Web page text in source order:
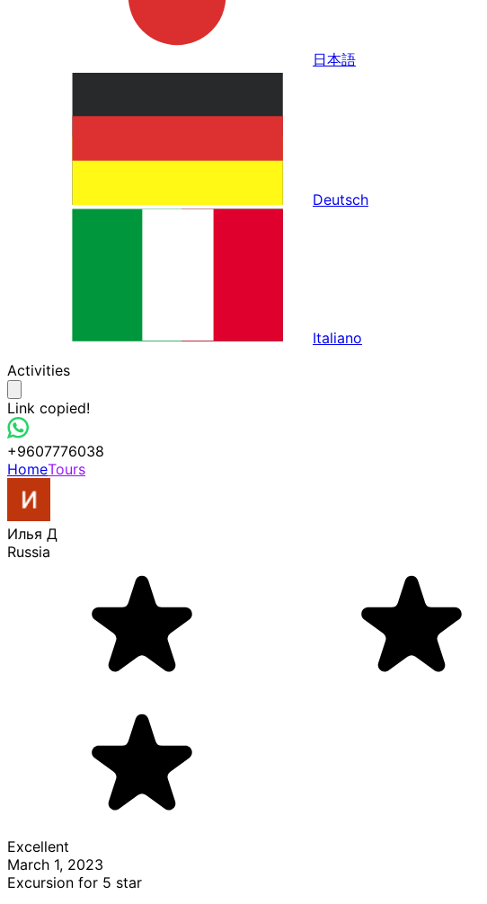
日本語
Deutsch
Italiano
Activities
Link copied!
+9607776038
HomeTours
Илья Д
Russia
Excellent
March 1, 2023
Excursion for 5 star